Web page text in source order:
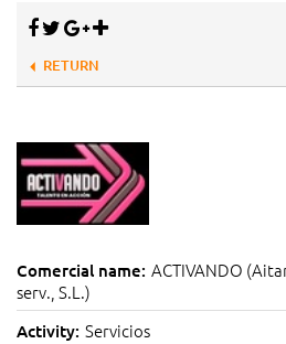
RETURN
Comercial name: ACTIVANDO
serv., S.L.)
Activity: Servicios